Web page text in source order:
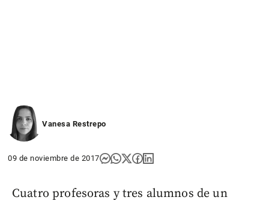
Vanesa Restrepo
09 de noviembre de 2017
Cuatro profesoras y tres alumnos de un